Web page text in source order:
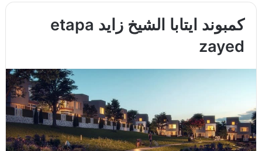
كمبوند ايتابا الشيخ زايد etapa
zayed